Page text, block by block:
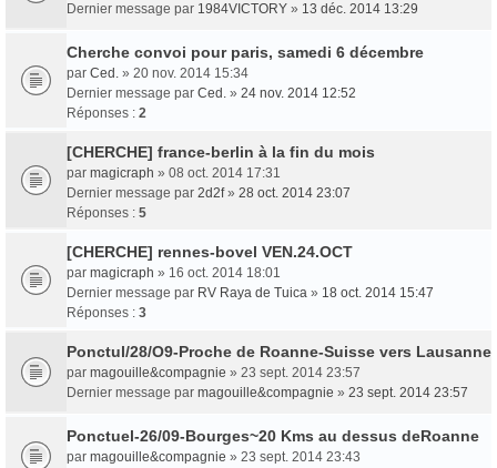
Dernier message par 1984VICTORY » 13 déc. 2014 13:29
Cherche convoi pour paris, samedi 6 décembre
par Ced. » 20 nov. 2014 15:34
Dernier message par Ced. » 24 nov. 2014 12:52
Réponses : 2
[CHERCHE] france-berlin à la fin du mois
par magicraph » 08 oct. 2014 17:31
Dernier message par 2d2f» 28 oct. 2014 23:07
Réponses : 5
[CHERCHE] rennes-bovel VEN.24.OCT
par magicraph » 16 oct. 2014 18:01
Dernier message par RV Raya de Tuica » 18 oct. 2014 15:47
Réponses : 3
Ponctul/28/O9-Proche de Roanne-Suisse vers Lausanne
par magouille&compagnie » 23 sept. 2014 23:57
Dernier message par magouille&compagnie » 23 sept. 2014 23:57
Ponctuel-26/09-Bourges~20 Kms au dessus deRoanne
par magouille&compagnie » 23 sept. 2014 23:43